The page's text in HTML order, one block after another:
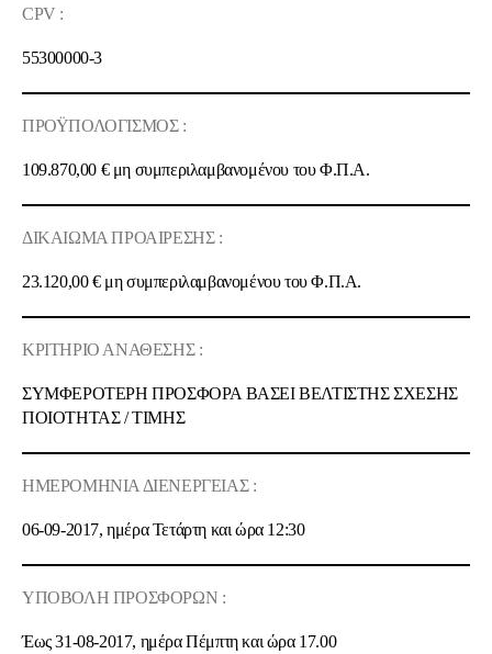
CPV :
55300000-3
ΠΡΟΫΠΟΛΟΓΙΣΜΟΣ :
109.870,00 € μη συμπεριλαμβανομένου του Φ.Π.Α.
ΔΙΚΑΙΩΜΑ ΠΡΟΑΙΡΕΣΗΣ :
23.120,00€ μη συμπεριλαμβανομένου του Φ.Π.Α.
ΚΡΙΤΗΡΙΟ ΑΝΑΘΕΣΗΣ :
ΣΥΜΦΕΡΟΤΕΡΗ ΠΡΟΣΦΟΡΑ ΒΑΣΕΙ ΒΕΛΤΙΣΤΗΣ ΣΧΕΣΗΣ
ΠΟΙOΤΗΤΑΣ / ΤΙΜΗΣ
ΗΜΕΡΟΜΗΝΙΑ ΔΙΕΝΕΡΓΕΙΑΣ :
06-09-2017, ημέρα Τετάρτη και ώρα 12:30
ΥΠΟΒΟΛΗ ΠΡΟΣΦΟΡΩΝ :
Έως 31-08-2017, ημέρα Πέμπτη και ώρα 17.00